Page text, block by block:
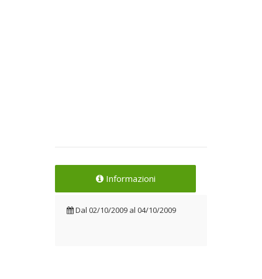
Informazioni
Dal 02/10/2009 al 04/10/2009